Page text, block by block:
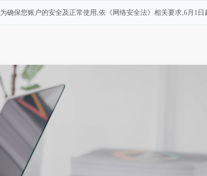
为确保您账户的安全及正常使用,依《网络安全法》相关要求,6月1